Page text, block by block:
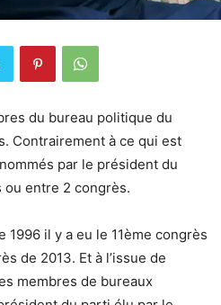
du bureau politique du
Contrairement à ce qui est
par le président du
ou entre 2 congrès.
1996 il y a eu le 11ème congrès
de 2013. Et à l’issue de
membres de bureaux